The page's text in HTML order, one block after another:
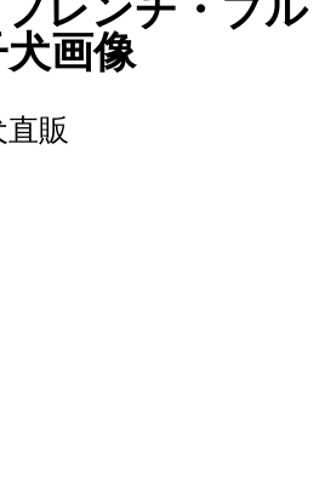
レンチ・ブル
犬画像
販